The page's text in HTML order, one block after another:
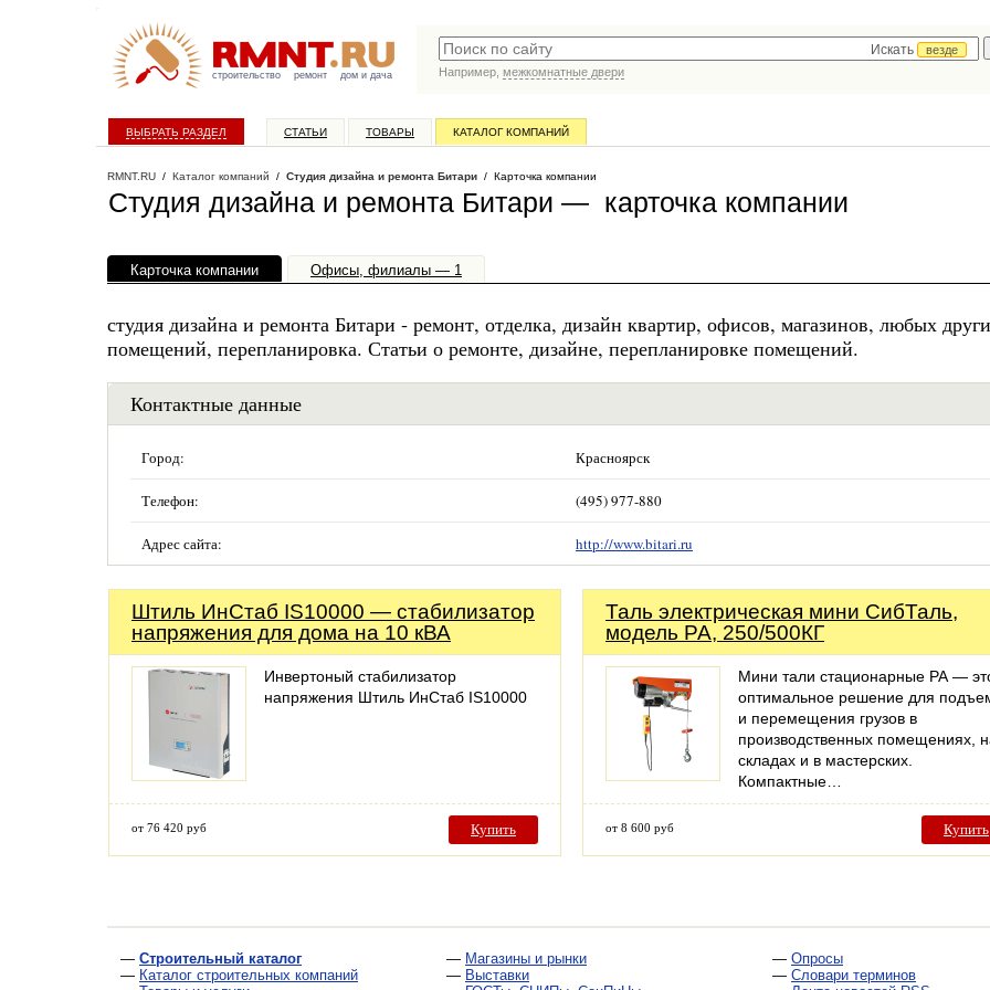
строительство ремонт дом и дача
Искать
везде
Например, межкомнатные двери
ВЫБРАТЬ РАЗДЕЛ СТАТЬИ ТОВАРЫ КАТАЛОГ КОМПАНИЙ
RMNT.RU / Каталог компаний / Студия дизайна и ремонта Битари / Карточка компании
Студия дизайна и ремонта Битари — карточка компании
Карточка компании Офисы, филиалы — 1
студия дизайна и ремонта Битари - ремонт, отделка, дизайн квартир, офисов, магазинов, любых
помещений, перепланировка. Статьи о ремонте, дизайне, перепланировке помещений.
Контактные данные
Город: Красноярск
Телефон: (495) 977-880
Адрес сайта: http://www.bitari.ru
Штиль ИнСтаб IS10000 — стабилизатор
напряжения для дома на 10 кВА
Инвертоный стабилизатор
напряжения Штиль ИнСтаб IS10000
от 76 420 руб Купить
Таль электрическая мини СибТаль,
модель PA, 250/500КГ
Мини тали стационарные РА —
оптимальное решение для
и перемещения грузов в
производственных помещениях,
складах и в мастерских.
Компактные…
от 8 600 руб Купить
— Строительный каталог
— Каталог строительных компаний
— Магазины и рынки
— Выставки
— Опросы
— Словари терминов